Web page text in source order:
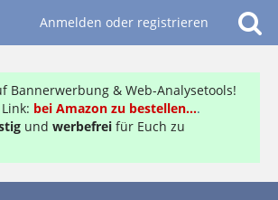
Anmelden oder registrieren
Bannerwerbung & Web-Analysetools!
bei Amazon zu bestellen....
und werbefrei für Euch zu